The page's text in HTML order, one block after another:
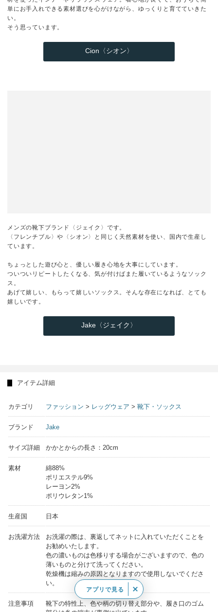
単にお手入れできる素材選びを心がけながら、ゆっくりと育てていきた
い。
そう思っています。
Cion〈シオン〉
メンズの靴下ブランド〈ジェイク〉です。
〈フレンチブル〉や〈シオン〉と同じく天然素材を使い、国内で生産し
ています。
ちょっとした遊び心と、優しい履き心地を大事にしています。
ついついリピートしたくなる、気が付けばまた履いているようなソック
ス。
あげて嬉しい、もらって嬉しいソックス。そんな存在になれば、とても
嬉しいです。
Jake〈ジェイク〉
アイテム詳細
カテゴリ ファッション > レッグウェア > 靴下・ソックス
ブランド Jake
サイズ詳細 かかとからの長さ：20cm
素材
綿88%
ポリエステル9%
レーヨン2%
ポリウレタン1%
生産国 日本
お洗濯方法
お洗濯の際は、裏返してネットに入れていただくことを
お勧めいたします。
色の濃いものは色移りする場合がございますので、色の
薄いものと分けて洗ってください。
乾燥機は縮みの原因となりますので使用しないでくださ
い。
注意事項
靴下の特性上、色や柄の切り替え部分や、履き口のゴム
アプリで見る